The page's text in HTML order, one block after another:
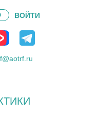
ВОЙТИ